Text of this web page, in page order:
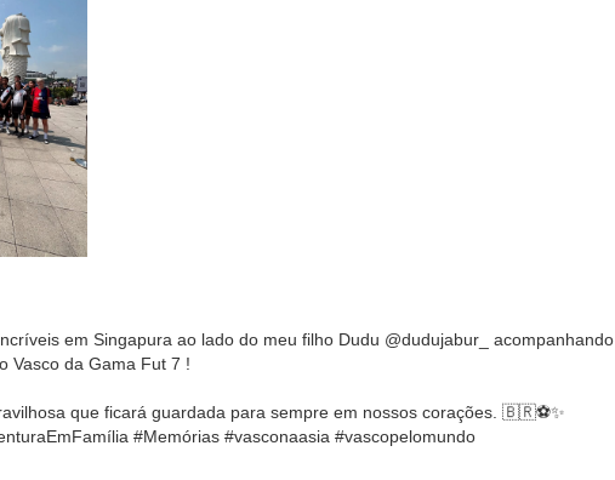
em Singapura ao lado do meu filho Dudu @dudujabur_ acompanhando
Vasco da Gama Fut 7 !
que ficará guardada para sempre em nossos corações. 🇧🇷⚽️✨
#Memórias #vasconaasia #vascopelomundo